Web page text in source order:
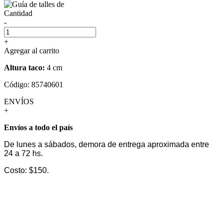
Cantidad
-
+
Agregar al carrito
Altura taco: 4 cm
Código: 85740601
ENVÍOS
+
Envíos a todo el país
De lunes a sábados, demora de entrega aproximada entre
24 a 72 hs.
Costo: $150.